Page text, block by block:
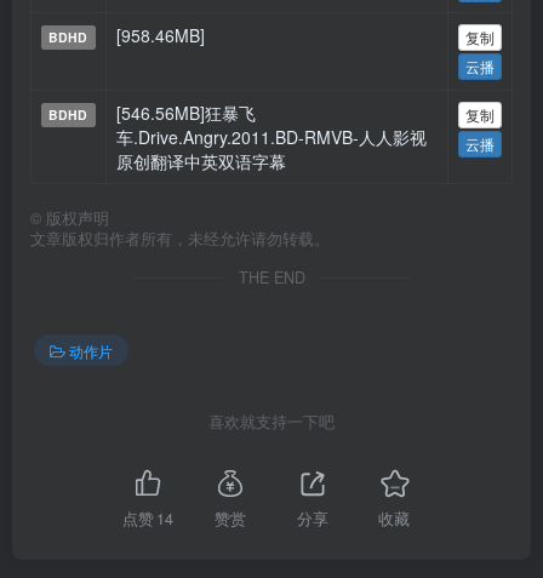
BDHD [958.46MB]
复制
云播
BDHD
[546.56MB]狂暴飞
车.Drive.Angry.2011.BD-RMVB-人人影视
原创翻译中英双语字幕
复制
云播
© 版权声明
文章版权归作者所有，未经允许请勿转载。
THE END
动作片
喜欢就支持一下吧
点赞14 赞赏 分享 收藏